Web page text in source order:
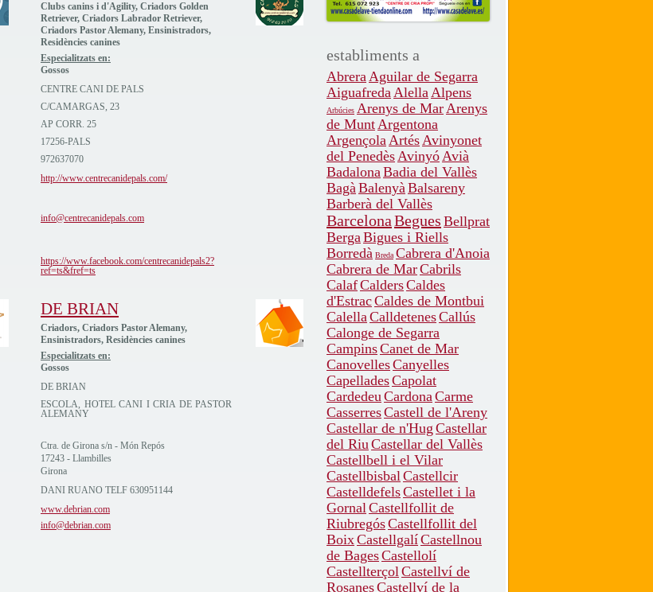
Clubs canins i d'Agility, Criadors Golden
Retriever, Criadors Labrador Retriever,
Criadors Pastor Alemany, Ensinistradors,
Residències canines
Especialitzats en:
Gossos
CENTRE CANI DE PALS
C/CAMARGAS, 23
AP CORR. 25
17256-PALS
972637070
http://www.centrecanidepals.com/
info@centrecanidepals.com
https://www.facebook.com/centrecanidepals2?
ref=ts&fref=ts
DE BRIAN
Criadors, Criadors Pastor Alemany,
Ensinistradors, Residències canines
Especialitzats en:
Gossos
DE BRIAN
ESCOLA, HOTEL CANI I CRIA DE PASTOR
ALEMANY
Ctra. de Girona s/n - Món Repós
17243 - Llambilles
Girona
DANI RUANO TELF 630951144
www.debrian.com
info@debrian.com
establiments a
AbreraAguilar de Segarra
AiguafredaAlellaAlpens
Arbúcies Arenys de MarArenys
de MuntArgentona
ArgençolaArtésAvinyonet
del PenedèsAvinyóAvià
BadalonaBadia del Vallès
BagàBalenyàBalsareny
Barberà del Vallès
BarcelonaBegues Bellprat
BergaBigues i Riells
Borredà Breda Cabrera d'Anoia
Cabrera de MarCabrils
CalafCaldersCaldes
d'EstracCaldes de Montbui
CalellaCalldetenesCallús
Calonge de Segarra
CampinsCanet de Mar
CanovellesCanyelles
CapelladesCapolat
CardedeuCardonaCarme
CasserresCastell de l'Areny
Castellar de n'Hug Castellar
del RiuCastellar del Vallès
Castellbell i el Vilar
CastellbisbalCastellcir
CastelldefelsCastellet i la
GornalCastellfollit de
RiubregósCastellfollit del
BoixCastellgalíCastellnou
de BagesCastellolí
CastellterçolCastellví de
RosanesCastellví de la